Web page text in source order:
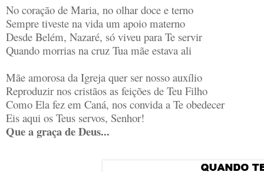
No coração de Maria, no olhar doce e terno
Sempre tiveste na vida um apoio materno
Desde Belém, Nazaré, só viveu para Te servir
Quando morrias na cruz Tua mãe estava ali
Mãe amorosa da Igreja quer ser nosso auxílio
Reproduzir nos cristãos as feições de Teu Filho
Como Ela fez em Caná, nos convida a Te obedecer
Eis aqui os Teus servos, Senhor!
Que a graça de Deus...